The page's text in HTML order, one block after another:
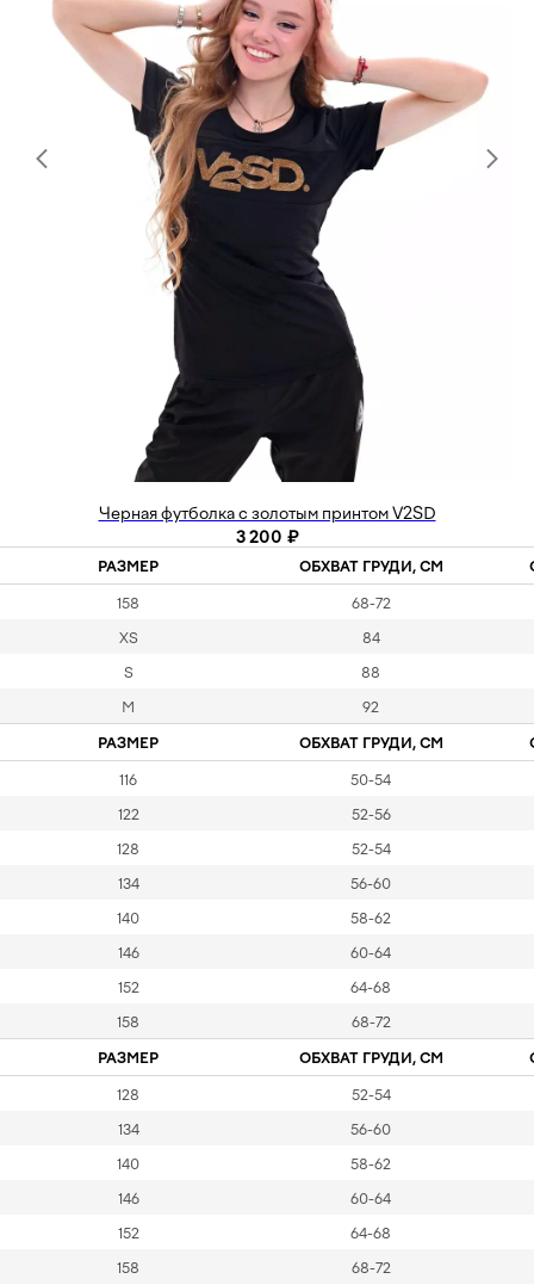
Черная футболка с золотым принтом V2SD
3 200 ₽
РАЗМЕР ОБХВАТ ГРУДИ, СМ
158 68-72
XS 84
S 88
M 92
РАЗМЕР ОБХВАТ ГРУДИ, СМ
116 50-54
122 52-56
128 52-54
134 56-60
140 58-62
146 60-64
152 64-68
158 68-72
РАЗМЕР ОБХВАТ ГРУДИ, СМ
128 52-54
134 56-60
140 58-62
146 60-64
152 64-68
158 68-72